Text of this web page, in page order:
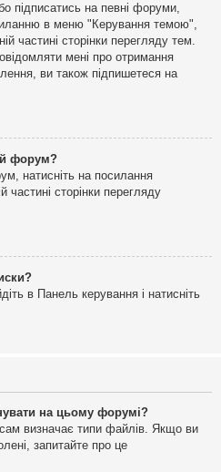
підписатись на певні форуми,
в меню "Керування темою",
частині сторінки перегляду тем.
мені про отримання
ви також підпишетеся на
форум?
натисніть на посилання
сторінки перегляду
в Панель керування і натисніть
на цьому форумі?
визначає типи файлів. Якщо ви
запитайте про це